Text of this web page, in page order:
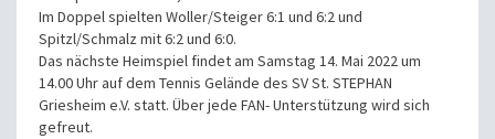
Im Doppel spielten Woller/Steiger 6:1 und 6:2 und
Spitzl/Schmalz mit 6:2 und 6:0.
Das nächste Heimspiel findet am Samstag 14. Mai 2022 um
14.00 Uhr auf dem Tennis Gelände des SV St. STEPHAN
Griesheim e.V. statt. Über jede FAN- Unterstützung wird sich
gefreut.